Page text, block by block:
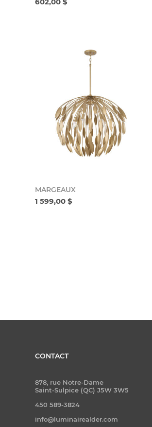
MARGEAUX
1 599,00 $
CONTACT
878, rue Notre-Dame
Saint-Sulpice (QC) J5W 3W5
450 589-3824
info@luminairealder.com